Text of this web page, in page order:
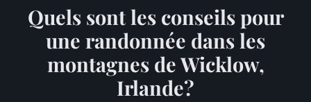
Quels sont les conseils pour
une randonnée dans les
montagnes de Wicklow,
Irlande?